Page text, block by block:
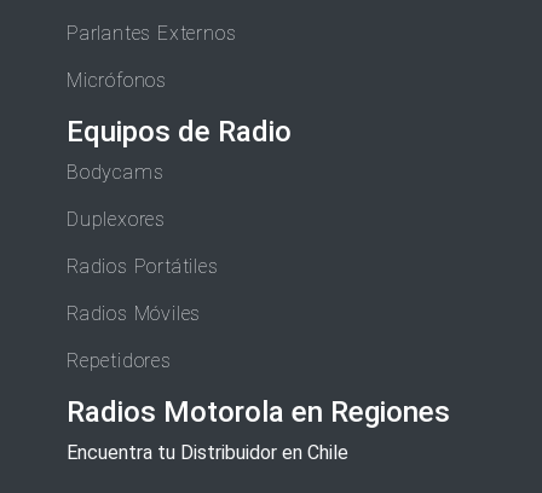
Parlantes Externos
Micrófonos
Equipos de Radio
Bodycams
Duplexores
Radios Portátiles
Radios Móviles
Repetidores
Radios Motorola en Regiones
Encuentra tu Distribuidor en Chile